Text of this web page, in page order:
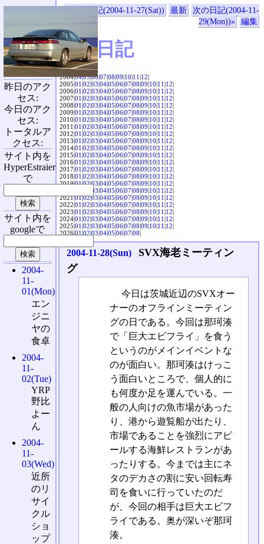
«前の日記(2004-11-27(Sat)) 最新
次の日記(2004-11-
29(Mon))»
編集
SVX日記
2004|04|05|06|07|08|09|10|11|12|
2005|01|02|03|04|05|06|07|08|09|10|11|12|
2006|01|02|03|04|05|06|07|08|09|10|11|12|
2007|01|02|03|04|05|06|07|08|09|10|11|12|
2008|01|02|03|04|05|06|07|08|09|10|11|12|
2009|01|02|03|04|05|06|07|08|09|10|11|12|
2010|01|02|03|04|05|06|07|08|09|10|11|12|
2011|01|02|03|04|05|06|07|08|09|10|11|12|
2012|01|02|03|04|05|06|07|08|09|10|11|12|
2013|01|02|03|04|05|06|07|08|09|10|11|12|
2014|01|02|03|04|05|06|07|08|09|10|11|12|
2015|01|02|03|04|05|06|07|08|09|10|11|12|
2016|01|02|03|04|05|06|07|08|09|10|11|12|
2017|01|02|03|04|05|06|07|08|09|10|11|12|
2018|01|02|03|04|05|06|07|08|09|10|11|12|
2019|01|02|03|04|05|06|07|08|09|10|11|12|
03|04|05|06|07|08|09|10|11|12|
2021|01|02|03|04|05|06|07|08|09|10|11|12|
2022|01|02|03|04|05|06|07|08|09|10|11|12|
2023|01|02|03|04|05|06|07|08|09|10|11|12|
2024|01|02|03|04|05|06|07|08|09|10|11|12|
2025|01|02|03|04|05|06|07|08|09|10|11|12|
2026|01|02|03|04|05|06|07|08|
2004-11-28(Sun)
SVX海老ミーティン
グ
今日は茨城近辺のSVXオー
ナーのオフラインミーティン
グの日である。今回は那珂湊
で「巨大エビフライ」を食う
というのがメインイベントな
のが面白い。那珂湊はけっこ
う面白いところで、個人的に
も何度か足を運んでいる。一
般の人向けの魚市場があった
り、港から遊覧船が出たり、
市場であることを強烈にアピ
ールする海鮮レストランがあ
ったりする。今までは主にネ
タのデカさの割に安い回転寿
司を食いに行っていたのだ
が、今回の相手は巨大エビフ
ライである。奥が深いぞ那珂
湊。
昨日のアク
セス:
今日のアク
セス:
トータルア
クセス:
サイト内を
HyperEstraier
で
サイト内を
googleで
2004-
11-
01(Mon)
エン
ジニ
ヤの
食卓
2004-
11-
02(Tue)
YRP
野比
よー
ん
2004-
11-
03(Wed)
近所
のリ
サイ
クル
ショ
ップ